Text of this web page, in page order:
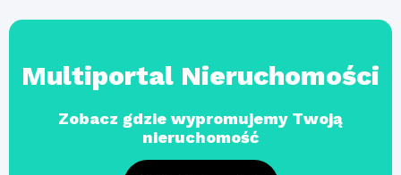
Multiportal Nieruchomości
Zobacz gdzie wypromujemy Twoją
nieruchomość